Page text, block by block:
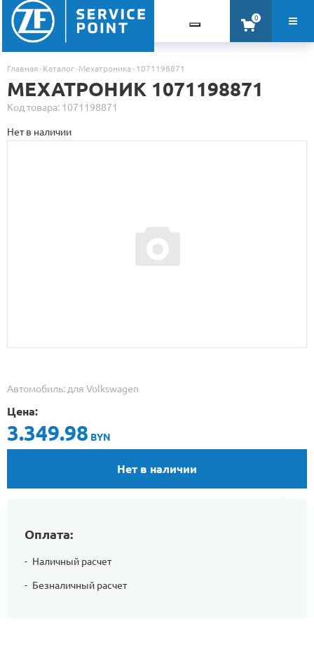
0
Главная Каталог Мехатроника 1071198871
МЕХАТРОНИК 1071198871
Код товара: 1071198871
Нет в наличии
Автомобиль: для Volkswagen
Цена:
3.349.98 BYN
Нет в наличии
Оплата:
Наличный расчет
Безналичный расчет